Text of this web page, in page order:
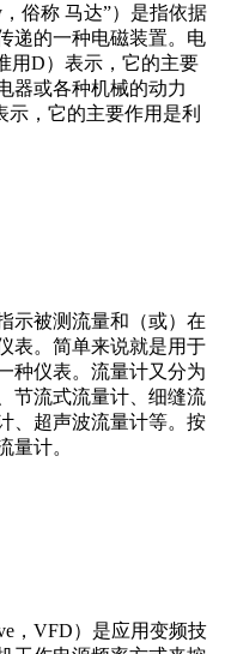
，俗称 马达”）是指依据
递的一种电磁装置。电
用D）表示，它的主要
器或各种机械的动力
，它的主要作用是利
示被测流量和（或）在
表。简单来说就是用于
种仪表。流量计又分为
节流式流量计、细缝流
、超声波流量计等。按
量计。
，VFD）是应用变频技